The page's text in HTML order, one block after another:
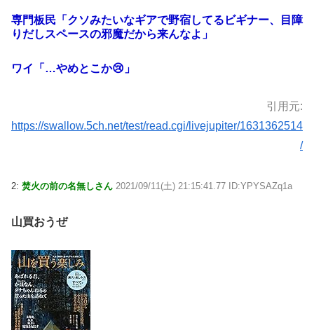
専門板民「クソみたいなギアで野宿してるビギナー、目障
りだしスペースの邪魔だから来んなよ」
ワイ「…やめとこか😢」
引用元:
https://swallow.5ch.net/test/read.cgi/livejupiter/1631362514
/
2: 焚火の前の名無しさん 2021/09/11(土) 21:15:41.77 ID:YPYSAZq1a
山買おうぜ